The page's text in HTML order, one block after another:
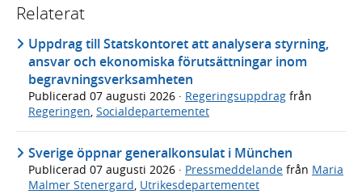
Relaterat
Uppdrag till Statskontoret att analysera styrning,
ansvar och ekonomiska förutsättningar inom
begravningsverksamheten
Publicerad 07 augusti 2026 · Regeringsuppdrag från
Regeringen Socialdepartementet
Sverige öppnar generalkonsulat i München
Publicerad 07 augusti 2026 · Pressmeddelande från Maria
Malmer Stenergard, Utrikesdepartementet